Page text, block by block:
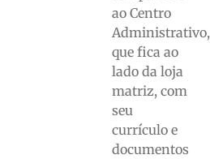
ao Centro
Administrativo,
que fica ao
lado da loja
matriz, com
seu
currículo e
documentos